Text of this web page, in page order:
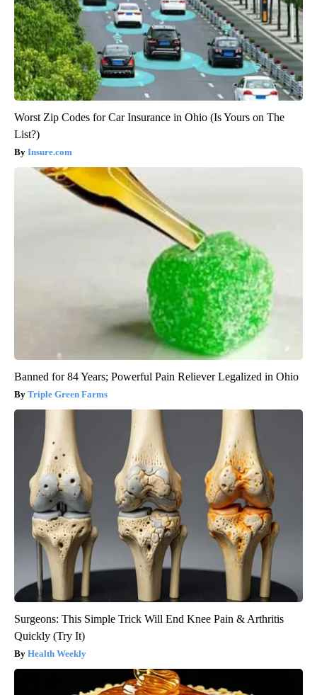
Worst Zip Codes for Car Insurance in Ohio (Is Yours on The
List?)
Insure.com
Banned for 84 Years; Powerful Pain Reliever Legalized in Ohio
Triple Green Farms
Surgeons: This Simple Trick Will End Knee Pain & Arthritis
Quickly (Try It)
Health Weekly